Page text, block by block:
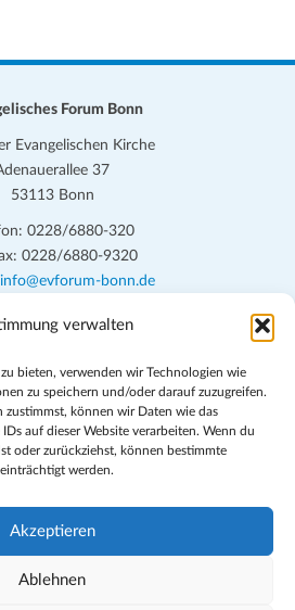
verwalten
bieten, verwenden wir Technologien wie
zu speichern und/oder darauf zuzugreifen.
zustimmst, können wir Daten wie das
auf dieser Website verarbeiten. Wenn du
oder zurückziehst, können bestimmte
werden.
Akzeptieren
Ablehnen
Forum Bonn
Evangelischen Kirche
37
53113 Bonn
0228/6880-320
0228/6880-9320
info@evforum-bonn.de
Bonn will in seinen zentralen
kirchlichen und öffentlichen Lebens
und ehrlicher Auseinandersetzung
der Verheißung des Evangeliums heraus
Leben verantwortlich zu
reden und zu handeln.
Impressum